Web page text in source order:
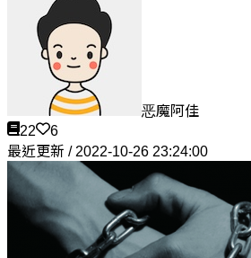
恶魔阿佳
22
6
最近更新 / 2022-10-26 23:24:00